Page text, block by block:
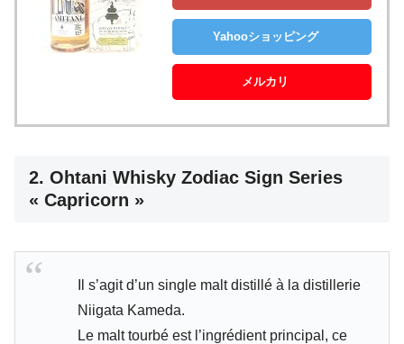
Yahooショッピング
メルカリ
2. Ohtani Whisky Zodiac Sign Series
« Capricorn »
Il s’agit d’un single malt distillé à la distillerie
Niigata Kameda.
Le malt tourbé est l’ingrédient principal, ce